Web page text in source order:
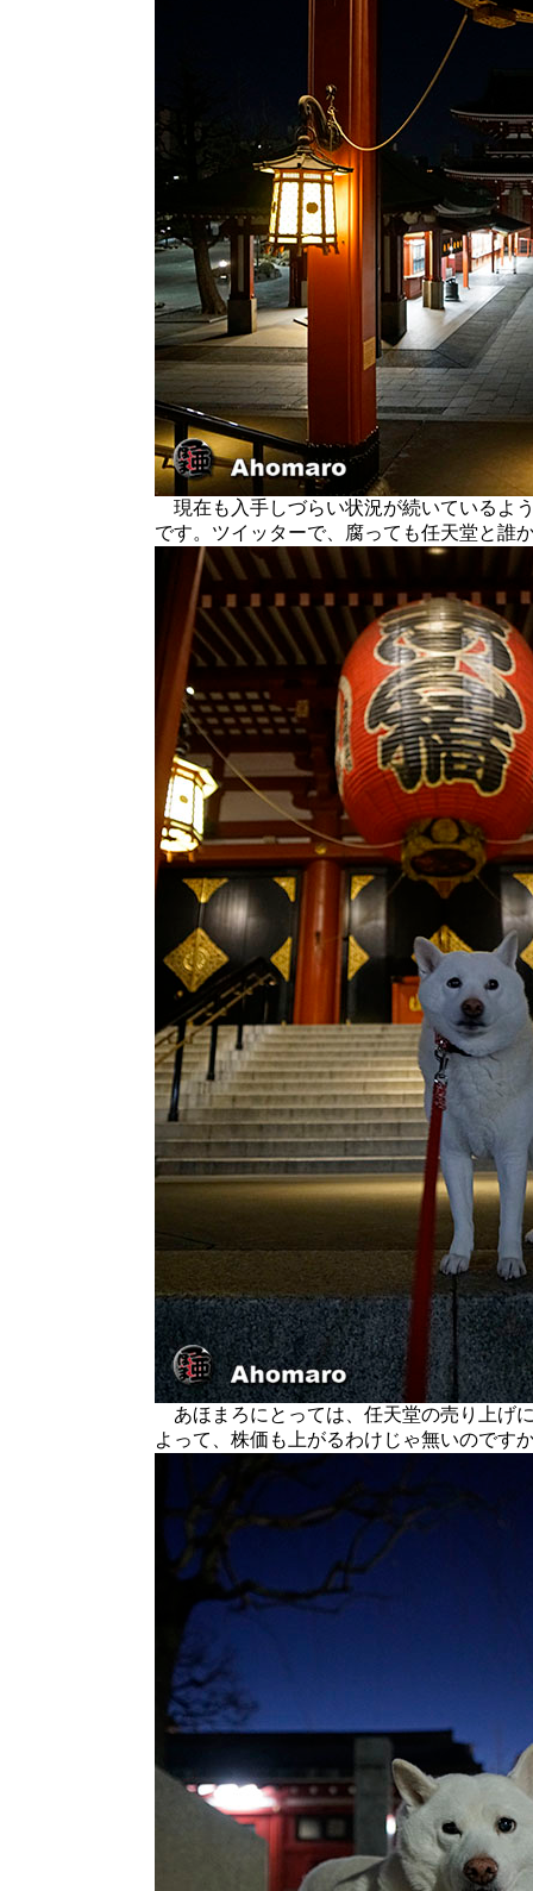
現在も入手しづらい状況が続いているよ
です。ツイッターで、腐っても任天堂と誰
あほまろにとっては、任天堂の売り上げ
よって、株価も上がるわけじゃ無いのです